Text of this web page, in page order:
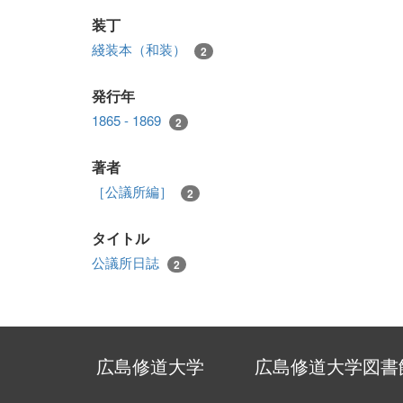
装丁
綫装本（和装） 2
発行年
1865 - 1869 2
著者
［公議所編］ 2
タイトル
公議所日誌 2
広島修道大学 広島修道大学図